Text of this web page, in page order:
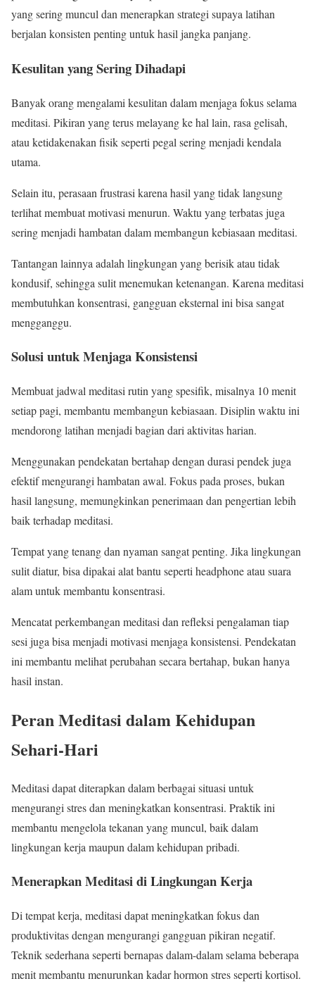
yang sering muncul dan menerapkan strategi supaya latihan
berjalan konsisten penting untuk hasil jangka panjang.
Kesulitan yang Sering Dihadapi
Banyak orang mengalami kesulitan dalam menjaga fokus selama
meditasi. Pikiran yang terus melayang ke hal lain, rasa gelisah,
atau ketidakenakan fisik seperti pegal sering menjadi kendala
utama.
Selain itu, perasaan frustrasi karena hasil yang tidak langsung
terlihat membuat motivasi menurun. Waktu yang terbatas juga
sering menjadi hambatan dalam membangun kebiasaan meditasi.
Tantangan lainnya adalah lingkungan yang berisik atau tidak
kondusif, sehingga sulit menemukan ketenangan. Karena meditasi
membutuhkan konsentrasi, gangguan eksternal ini bisa sangat
mengganggu.
Solusi untuk Menjaga Konsistensi
Membuat jadwal meditasi rutin yang spesifik, misalnya 10 menit
setiap pagi, membantu membangun kebiasaan. Disiplin waktu ini
mendorong latihan menjadi bagian dari aktivitas harian.
Menggunakan pendekatan bertahap dengan durasi pendek juga
efektif mengurangi hambatan awal. Fokus pada proses, bukan
hasil langsung, memungkinkan penerimaan dan pengertian lebih
baik terhadap meditasi.
Tempat yang tenang dan nyaman sangat penting. Jika lingkungan
sulit diatur, bisa dipakai alat bantu seperti headphone atau suara
alam untuk membantu konsentrasi.
Mencatat perkembangan meditasi dan refleksi pengalaman tiap
sesi juga bisa menjadi motivasi menjaga konsistensi. Pendekatan
ini membantu melihat perubahan secara bertahap, bukan hanya
hasil instan.
Peran Meditasi dalam Kehidupan
Sehari-Hari
Meditasi dapat diterapkan dalam berbagai situasi untuk
mengurangi stres dan meningkatkan konsentrasi. Praktik ini
membantu mengelola tekanan yang muncul, baik dalam
lingkungan kerja maupun dalam kehidupan pribadi.
Menerapkan Meditasi di Lingkungan Kerja
Di tempat kerja, meditasi dapat meningkatkan fokus dan
produktivitas dengan mengurangi gangguan pikiran negatif.
Teknik sederhana seperti bernapas dalam-dalam selama beberapa
menit membantu menurunkan kadar hormon stres seperti kortisol.